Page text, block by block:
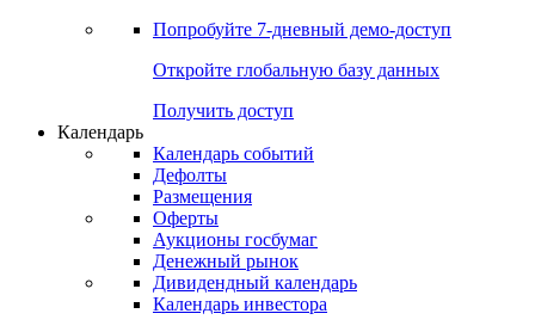
Попробуйте 7-дневный демо-доступ
Откройте глобальную базу данных
Получить доступ
Календарь
Календарь событий
Дефолты
Размещения
Оферты
Аукционы госбумаг
Денежный рынок
Дивидендный календарь
Календарь инвестора